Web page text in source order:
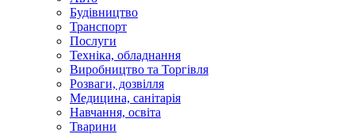
Будівництво
Транспорт
Послуги
Техніка, обладнання
Виробництво та Торгівля
Розваги, дозвілля
Медицина, санітарія
Навчання, освіта
Тварини